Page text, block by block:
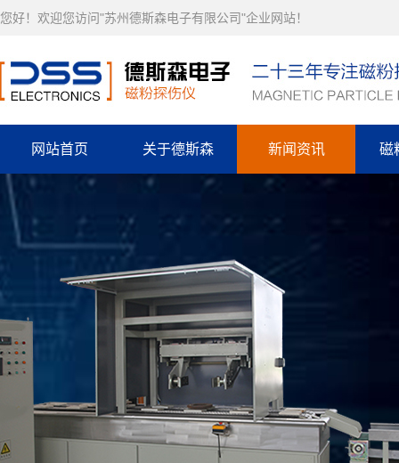
您好！欢迎您访问"苏州德斯森电子有限公司"企业网站！
网站首页 关于德斯森 新闻资讯 磁